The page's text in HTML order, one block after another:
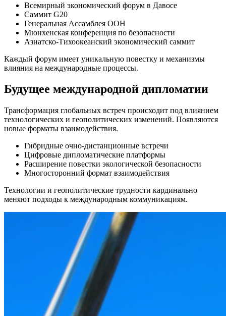
Всемирный экономический форум в Давосе
Саммит G20
Генеральная Ассамблея ООН
Мюнхенская конференция по безопасности
Азиатско-Тихоокеанский экономический саммит
Каждый форум имеет уникальную повестку и механизмы
влияния на международные процессы.
Будущее международной дипломатии
Трансформация глобальных встреч происходит под влиянием
технологических и геополитических изменений. Появляются
новые форматы взаимодействия.
Гибридные очно-дистанционные встречи
Цифровые дипломатические платформы
Расширение повестки экологической безопасности
Многосторонний формат взаимодействия
Технологии и геополитические трудности кардинально
меняют подходы к международным коммуникациям.